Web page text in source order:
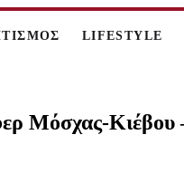
LIFESTYLE
Μόσχας-